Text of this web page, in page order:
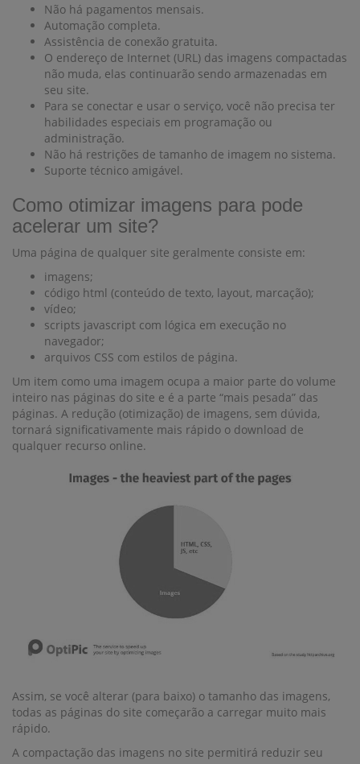
Não há pagamentos mensais.
Automação completa.
Assistência de conexão gratuita.
O endereço de Internet (URL) das imagens compactadas
não muda, elas continuarão sendo armazenadas em
seu site.
Para se conectar e usar o serviço, você não precisa ter
habilidades especiais em programação ou
administração.
Não há restrições de tamanho de imagem no sistema.
Suporte técnico amigável.
Como otimizar imagens para pode
acelerar um site?
Uma página de qualquer site geralmente consiste em:
imagens;
código html (conteúdo de texto, layout, marcação);
vídeo;
scripts javascript com lógica em execução no
navegador;
arquivos CSS com estilos de página.
Um item como uma imagem ocupa a maior parte do volume
inteiro nas páginas do site e é a parte “mais pesada” das
páginas. A redução (otimização) de imagens, sem dúvida,
tornará significativamente mais rápido o download de
qualquer recurso online.
Assim, se você alterar (para baixo) o tamanho das imagens,
todas as páginas do site começarão a carregar muito mais
rápido.
A compactação das imagens no site permitirá reduzir seu